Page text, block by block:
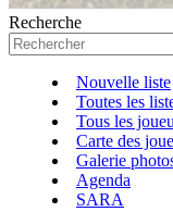
Recherche
Nouvelle liste
Toutes les
Tous les
Carte des
Galerie
Agenda
SARA